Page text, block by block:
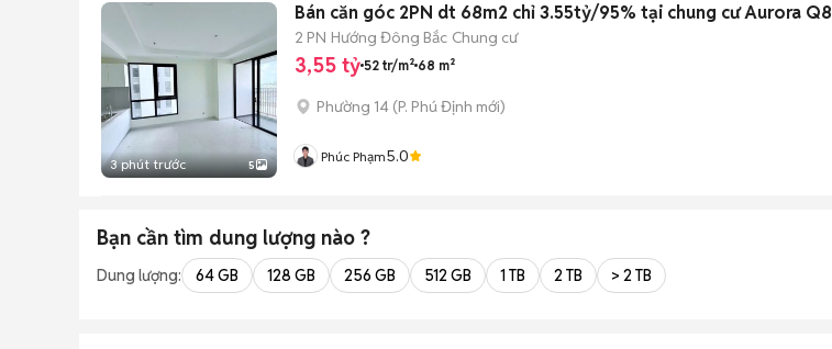
3 phút trước 5
Bán căn góc 2PN dt 68m2 chỉ 3.55tỷ/95% tại chung cư Aurora Q8
2 PN Hướng Đông Bắc Chung cư
3,55 tỷ 52 tr/m² 68 m²
Phường 14 (P. Phú Định mới)
Phúc Phạm5.0
Bạn cần tìm dung lượng nào ?
Dung lượng: 64 GB 128 GB 256 GB 512 GB 1 TB 2 TB > 2 TB